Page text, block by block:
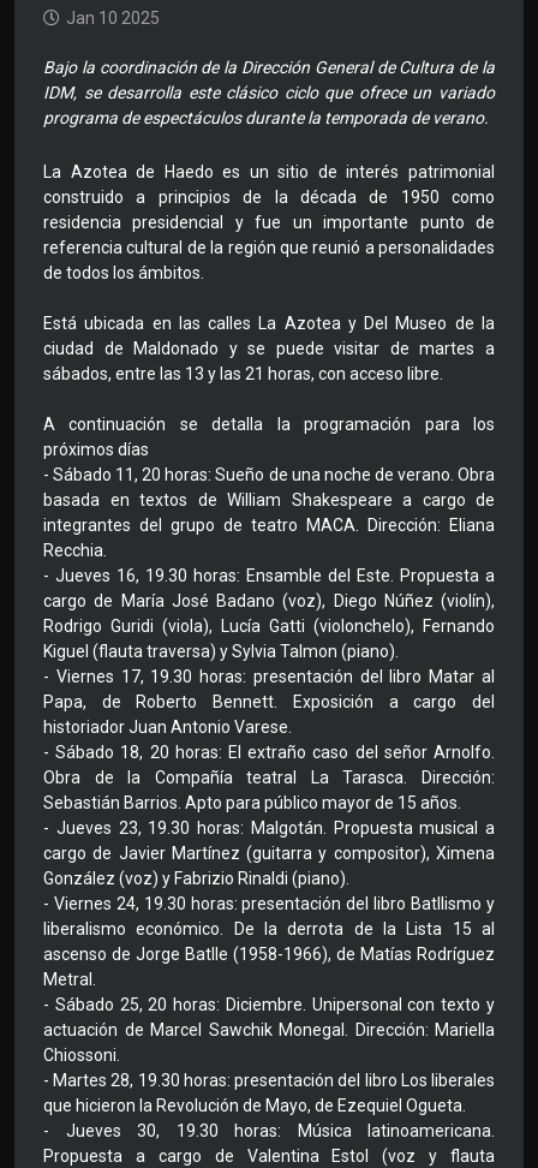
Jan 10 2025
Bajo la coordinación de la Dirección General de Cultura de la
IDM, se desarrolla este clásico ciclo que ofrece un variado
programa de espectáculos durante la temporada de verano.
La Azotea de Haedo es un sitio de interés patrimonial
construido a principios de la década de 1950 como
residencia presidencial y fue un importante punto de
referencia cultural de la región que reunió a personalidades
de todos los ámbitos.
Está ubicada en las calles La Azotea y Del Museo de la
ciudad de Maldonado y se puede visitar de martes a
sábados, entre las 13 y las 21 horas, con acceso libre.
A continuación se detalla la programación para los
próximos días
- Sábado 11, 20 horas: Sueño de una noche de verano. Obra
basada en textos de William Shakespeare a cargo de
integrantes del grupo de teatro MACA. Dirección: Eliana
Recchia.
- Jueves 16, 19.30 horas: Ensamble del Este. Propuesta a
cargo de María José Badano (voz), Diego Núñez (violín),
Rodrigo Guridi (viola), Lucía Gatti (violonchelo), Fernando
Kiguel (flauta traversa) y Sylvia Talmon (piano).
- Viernes 17, 19.30 horas: presentación del libro Matar al
Papa, de Roberto Bennett. Exposición a cargo del
historiador Juan Antonio Varese.
- Sábado 18, 20 horas: El extraño caso del señor Arnolfo.
Obra de la Compañía teatral La Tarasca. Dirección:
Sebastián Barrios. Apto para público mayor de 15 años.
- Jueves 23, 19.30 horas: Malgotán. Propuesta musical a
cargo de Javier Martínez (guitarra y compositor), Ximena
González (voz) y Fabrizio Rinaldi (piano).
- Viernes 24, 19.30 horas: presentación del libro Batllismo y
liberalismo económico. De la derrota de la Lista 15 al
ascenso de Jorge Batlle (1958-1966), de Matías Rodríguez
Metral.
- Sábado 25, 20 horas: Diciembre. Unipersonal con texto y
actuación de Marcel Sawchik Monegal. Dirección: Mariella
Chiossoni.
- Martes 28, 19.30 horas: presentación del libro Los liberales
que hicieron la Revolución de Mayo, de Ezequiel Ogueta.
- Jueves 30, 19.30 horas: Música latinoamericana.
Propuesta a cargo de Valentina Estol (voz y flauta